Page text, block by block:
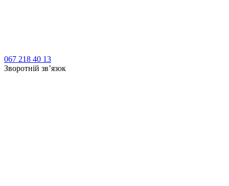
067 218 40 13
Зворотній зв’язок